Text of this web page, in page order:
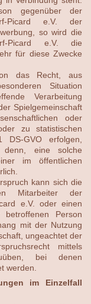
gegenüber der
Picard e.V. der
so wird die
Picard e.V. die
für diese Zwecke
das Recht, aus
Situation
Verarbeitung
Spielgemeinschaft
oder
zu statistischen
GVO erfolgen,
denn, eine solche
im öffentlichen
kann sich die
Mitarbeiter der
e.V. oder einen
Person
mit der Nutzung
ungeachtet der
mittels
bei denen
werden.
im Einzelfall